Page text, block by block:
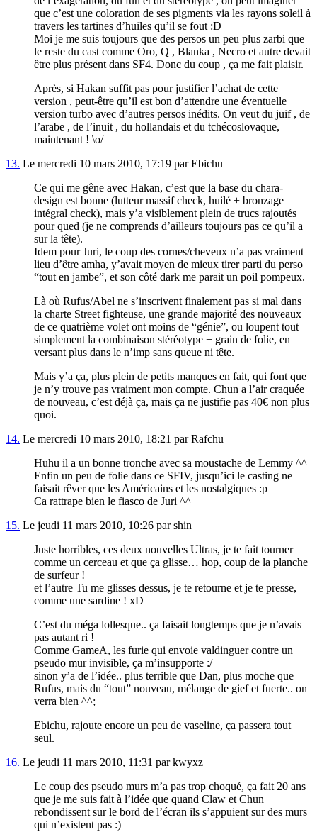
que c’est une coloration de ses pigments via les rayons soleil à
travers les tartines d’huiles qu’il se fout :D
Moi je me suis toujours que des persos un peu plus zarbi que
le reste du cast comme Oro, Q , Blanka , Necro et autre devait
être plus présent dans SF4. Donc du coup , ça me fait plaisir.
Après, si Hakan suffit pas pour justifier l’achat de cette
version , peut-être qu’il est bon d’attendre une éventuelle
version turbo avec d’autres persos inédits. On veut du juif , de
l’arabe , de l’inuit , du hollandais et du tchécoslovaque,
maintenant ! \o/
13. Le mercredi 10 mars 2010, 17:19 par Ebichu
Ce qui me gêne avec Hakan, c’est que la base du chara-
design est bonne (lutteur massif check, huilé + bronzage
intégral check), mais y’a visiblement plein de trucs rajoutés
pour qued (je ne comprends d’ailleurs toujours pas ce qu’il a
sur la tête).
Idem pour Juri, le coup des cornes/cheveux n’a pas vraiment
lieu d’être amha, y’avait moyen de mieux tirer parti du perso
“tout en jambe”, et son côté dark me parait un poil pompeux.
Là où Rufus/Abel ne s’inscrivent finalement pas si mal dans
la charte Street fighteuse, une grande majorité des nouveaux
de ce quatrième volet ont moins de “génie”, ou loupent tout
simplement la combinaison stéréotype + grain de folie, en
versant plus dans le n’imp sans queue ni tête.
Mais y’a ça, plus plein de petits manques en fait, qui font que
je n’y trouve pas vraiment mon compte. Chun a l’air craquée
de nouveau, c’est déjà ça, mais ça ne justifie pas 40€ non plus
quoi.
14. Le mercredi 10 mars 2010, 18:21 par Rafchu
Huhu il a un bonne tronche avec sa moustache de Lemmy ^^
Enfin un peu de folie dans ce SFIV, jusqu’ici le casting ne
faisait rêver que les Américains et les nostalgiques :p
Ca rattrape bien le fiasco de Juri ^^
15. Le jeudi 11 mars 2010, 10:26 par shin
Juste horribles, ces deux nouvelles Ultras, je te fait tourner
comme un cerceau et que ça glisse… hop, coup de la planche
de surfeur !
et l’autre Tu me glisses dessus, je te retourne et je te presse,
comme une sardine ! xD
C’est du méga lollesque.. ça faisait longtemps que je n’avais
pas autant ri !
Comme GameA, les furie qui envoie valdinguer contre un
pseudo mur invisible, ça m’insupporte :/
sinon y’a de l’idée.. plus terrible que Dan, plus moche que
Rufus, mais du “tout” nouveau, mélange de gief et fuerte.. on
verra bien ^^;
Ebichu, rajoute encore un peu de vaseline, ça passera tout
seul.
16. Le jeudi 11 mars 2010, 11:31 par kwyxz
Le coup des pseudo murs m’a pas trop choqué, ça fait 20 ans
que je me suis fait à l’idée que quand Claw et Chun
rebondissent sur le bord de l’écran ils s’appuient sur des murs
qui n’existent pas :)